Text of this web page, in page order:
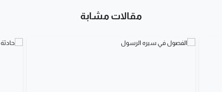
مقالات مشابة